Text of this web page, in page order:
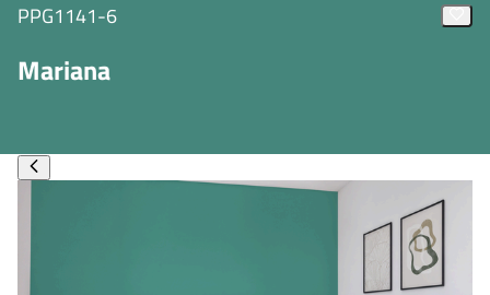
PPG1141-6
Mariana